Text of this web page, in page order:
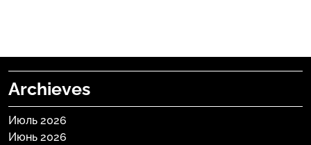
Archieves
Июль 2026
Июнь 2026